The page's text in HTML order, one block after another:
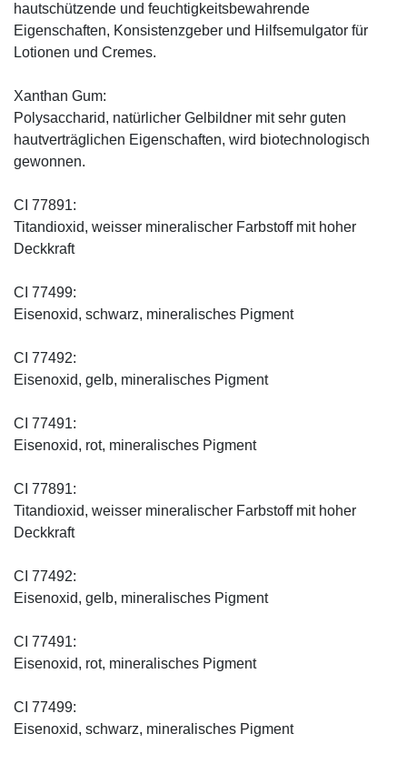
hautschützende und feuchtigkeitsbewahrende
Eigenschaften, Konsistenzgeber und Hilfsemulgator für
Lotionen und Cremes.
Xanthan Gum:
Polysaccharid, natürlicher Gelbildner mit sehr guten
hautverträglichen Eigenschaften, wird biotechnologisch
gewonnen.
CI 77891:
Titandioxid, weisser mineralischer Farbstoff mit hoher
Deckkraft
CI 77499:
Eisenoxid, schwarz, mineralisches Pigment
CI 77492:
Eisenoxid, gelb, mineralisches Pigment
CI 77491:
Eisenoxid, rot, mineralisches Pigment
CI 77891:
Titandioxid, weisser mineralischer Farbstoff mit hoher
Deckkraft
CI 77492:
Eisenoxid, gelb, mineralisches Pigment
CI 77491:
Eisenoxid, rot, mineralisches Pigment
CI 77499:
Eisenoxid, schwarz, mineralisches Pigment